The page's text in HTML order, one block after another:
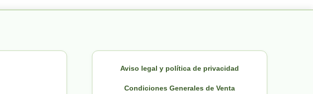
Aviso legal y política de privacidad
Condiciones Generales de Venta